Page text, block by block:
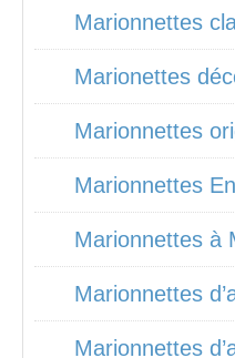
Marionnettes
Marionettes
Marionnettes
Marionnettes
Marionnettes à
Marionnettes
Marionnettes